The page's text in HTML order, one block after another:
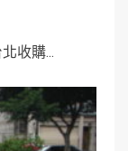
收購...